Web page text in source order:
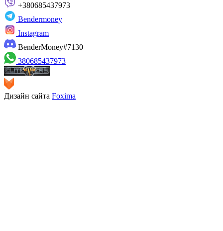
+380685437973
Bendermoney
Instagram
BenderMoney#7130
380685437973
Дизайн сайта Foxima